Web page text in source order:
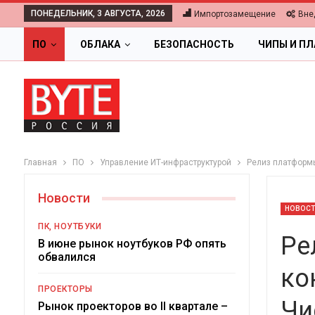
ПОНЕДЕЛЬНИК, 3 АВГУСТА, 2026 Импортозамещение
ПО ОБЛАКА БЕЗОПАСНОСТЬ ЧИПЫ И
Главная ПО Управление ИТ-инфраструктурой Релиз
Новости
ПК, НОУТБУКИ
В июне рынок ноутбуков РФ опять
обвалился
ПРОЕКТОРЫ
Рынок проекторов во II квартале –